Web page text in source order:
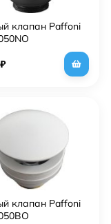
клапан Paffoni
₽
клапан Paffoni